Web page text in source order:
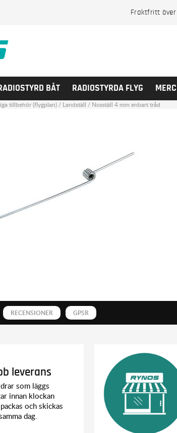
Fraktfritt över
BÅT RADIOSTYRDA FLYG
tillbehör (flygplan)/ Landställ / Nosställ 4 mm enbart tråd
RECENSIONER GPSR
leverans
som läggs
innan klockan
och skickas
dag.